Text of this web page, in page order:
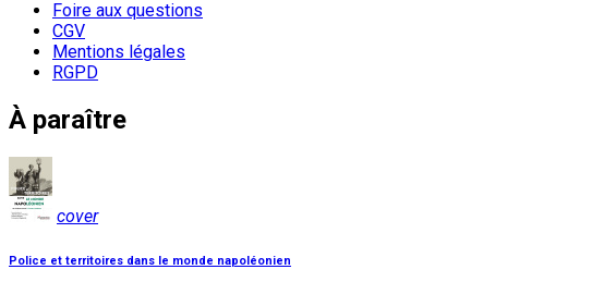
Foire aux questions
CGV
Mentions légales
RGPD
À paraître
cover
Police et territoires dans le monde napoléonien